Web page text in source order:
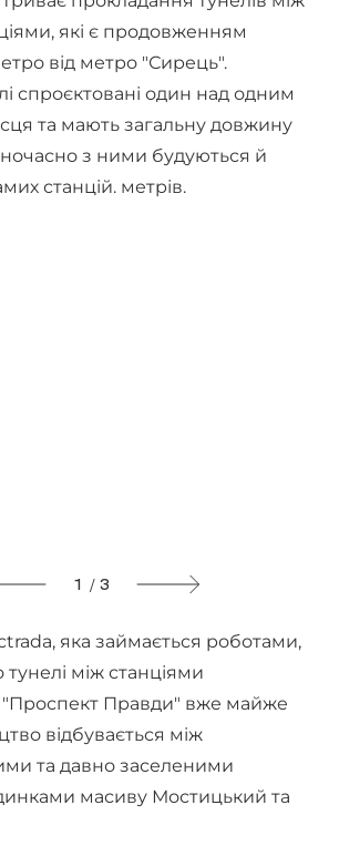
які є продовженням
від метро "Сирець".
спроєктовані один над одним
та мають загальну довжину
з ними будуються й
станцій. метрів.
1 / 3
яка займається роботами,
між станціями
"Проспект Правди" вже майже
відбувається між
та давно заселеними
масиву Мостицький та